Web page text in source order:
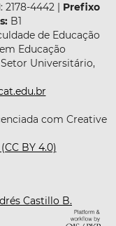
: 2178-4442 | Prefixo
B1
de Educação
Educação
Universitário,
com Creative
BY 4.0)
Castillo B.